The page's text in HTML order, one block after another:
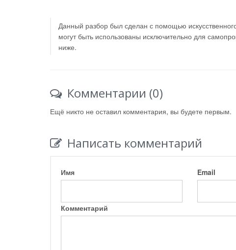
Данный разбор был сделан с помощью
могут быть использованы исключительно для
ниже.
Комментарии (0)
Ещё никто не оставил комментария, вы будете первым.
Написать комментарий
Имя Email
Комментарий